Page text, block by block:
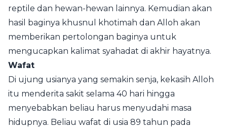
reptile dan hewan-hewan lainnya. Kemudian akan
hasil baginya khusnul khotimah dan Alloh akan
memberikan pertolongan baginya untuk
mengucapkan kalimat syahadat di akhir hayatnya.
Wafat
Di ujung usianya yang semakin senja, kekasih Alloh
itu menderita sakit selama 40 hari hingga
menyebabkan beliau harus menyudahi masa
hidupnya. Beliau wafat di usia 89 tahun pada